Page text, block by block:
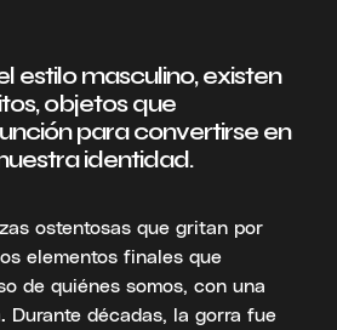
estilo masculino, existen
objetos que
para convertirse en
identidad.
ostentosas que gritan por
elementos finales que
de quiénes somos, con una
Durante décadas, la gorra fue